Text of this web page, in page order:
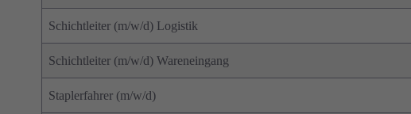
Schichtleiter (m/w/d) Logistik
Schichtleiter (m/w/d) Wareneingang
Staplerfahrer (m/w/d)